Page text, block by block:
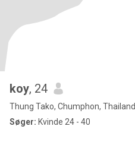
koy, 24
Thung Tako, Chumphon, Thailand
Søger: Kvinde 24 - 40